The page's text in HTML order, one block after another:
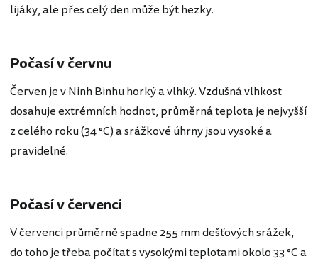
lijáky, ale přes celý den může být hezky.
Počasí v červnu
Červen je v Ninh Binhu horký a vlhký. Vzdušná vlhkost
dosahuje extrémních hodnot, průměrná teplota je nejvyšší
z celého roku (34 °C) a srážkové úhrny jsou vysoké a
pravidelné.
Počasí v červenci
V červenci průměrně spadne 255 mm dešťových srážek,
do toho je třeba počítat s vysokými teplotami okolo 33 °C a